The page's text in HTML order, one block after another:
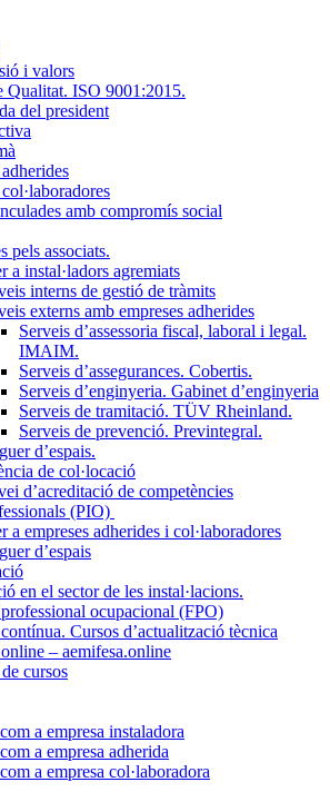
i valors
Qualitat. ISO 9001:2015.
del president
amb compromís social
pels associats.
a instal·ladors agremiats
interns de gestió de tràmits
externs amb empreses adherides
Serveis d’assessoria fiscal, laboral i legal.
IMAIM.
Serveis d’assegurances. Cobertis.
Serveis d’enginyeria. Gabinet d’enginyeria
Serveis de tramitació. TÜV Rheinland.
Serveis de prevenció. Previntegral.
d’espais.
de col·locació
d’acreditació de competències
(PIO)
a empreses adherides i col·laboradores
d’espais
en el sector de les instal·lacions.
ocupacional (FPO)
Cursos d’actualització tècnica
– aemifesa.online
cursos
a empresa instaladora
a empresa adherida
a empresa col·laboradora